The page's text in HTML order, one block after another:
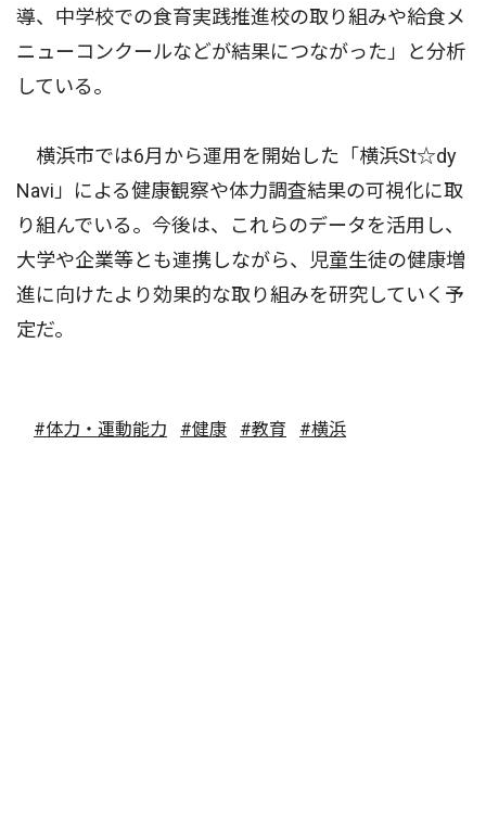
導、中学校での食育実践推進校の取り組みや給食メ
ニューコンクールなどが結果につながった」と分析
している。
横浜市では6月から運用を開始した「横浜St☆dy
Navi」による健康観察や体力調査結果の可視化に取
り組んでいる。今後は、これらのデータを活用し、
大学や企業等とも連携しながら、児童生徒の健康増
進に向けたより効果的な取り組みを研究していく予
定だ。
#体力・運動能力 #健康 #教育 #横浜